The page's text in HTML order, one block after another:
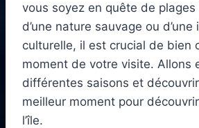
vous soyez en quête de
d’une nature sauvage ou d’une
culturelle, il est crucial de bien
moment de votre visite. Allons
différentes saisons et
meilleur moment pour
l’île.